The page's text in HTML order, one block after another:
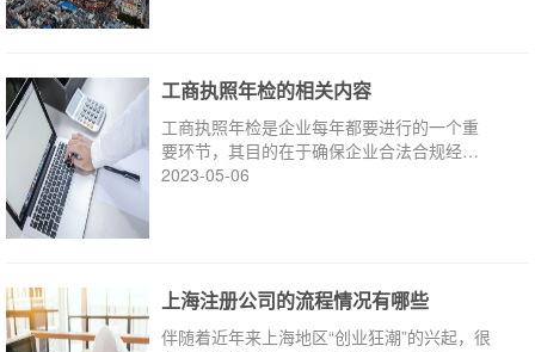
工商执照年检的相关内容
工商执照年检是企业每年都要进行的一个重
要环节，其目的在于确保企业合法合规经
营，保护消费者权益。
2023-05-06
上海注册公司的流程情况有哪些
伴随着近年来上海地区“创业狂潮”的兴起，很